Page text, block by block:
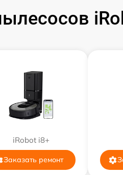
iRobot i8+
Заказать ремонт